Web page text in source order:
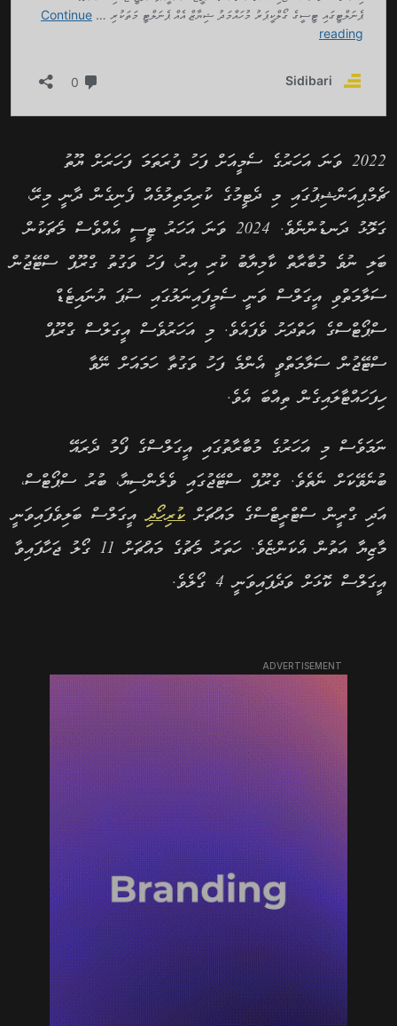
2022 ވަނަ އަހަރުގެ ސެމީއަށް ފަހު ފުރަތަމަ ފަހަރަށް ޔޫތު
ޗެމްޕިއަންޝިޕުގައި މި ދެޓީމުގެ ކުރިމަތިލުމެއް ފެނިގެން ދާނީ މިރޭ،
ގަލޮޅު ދަނޑުންނެވެ. 2024 ވަނަ އަހަރު ޓީސީ އެއްވެސް މެޗަކުން
ބަލި ނުވެ މުބާރާތް ކާމިޔާބު ކުރި އިރު، ފަހު ވަގުތު ގްރޫޕް ސްޓޭޖުން
ސަލާމަތްވި އީގަލްސް ވަނީ ސެމީފައިނަލުގައި ސުޕަ ޔުނައިޓެޑް
ސްޕޯޓްސްގެ އަތްދަށު ވެފައެވެ. މި އަހަރުވެސް އީގަލްސް ގްރޫޕް
ސްޓޭޖުން ސަލާމަތްވީ އެންމެ ފަހު ވަގުތާ ހަމައަށް ނޭވާ
ހިފަހައްޓާލައިގެން ތިއްބަ އެވެ.
ނަމަވެސް މި އަހަރުގެ މުބާރާތުގައި އީގަލްސްގެ ފޯމު ދެރައޭ
ބުނެވޭކަށް ނެތެވެ. ގްރޫޕް ސްޓޭޖުގައި ވެލެންސިޔާ، ބުރު ސްޕޯޓްސް،
އަދި ގްރީން ސްޓްރީޓްސްގެ މައްޗަށް ކުރިހޯދިއީގަލްސް ބަލިވެފައިވަނީ
މާޒިޔާ އަތުން އެކަންޏެވެ. ހަތަރު މެޗުގެ މައްޗަށް 11 ގޯލު ޖަހާފައިވާ
އީގަލްސް ކޮޅަށް ވަދެފައިވަނީ 4 ގޯލެވެ.
ADVERTISEMENT